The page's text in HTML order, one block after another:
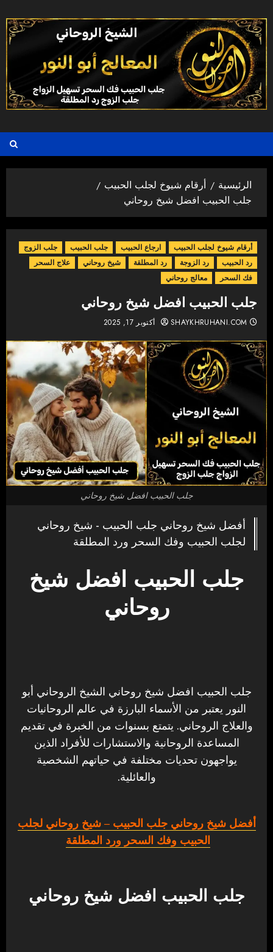
إلى
المحتوى
الرئيسية
أرقام شيوخ لجلب الحبيب
جلب الحبيب افضل شيخ روحاني
أرقام شيوخ لجلب الحبيب ارجاع الحبيب جلب الحبيب
جلب الزوج
رد الحبيب
رد الزوجة رد المطلقة شيخ روحاني
علاج السحر
فك السحر
معالج روحاني
جلب الحبيب افضل شيخ روحاني
SHAYKHRUHANI.COM أكتوبر 17, 2025
جلب الحبيب افضل شيخ روحاني
أفضل شيخ روحاني جلب الحبيب - شيخ روحاني
لجلب الحبيب وفك السحر ورد المطلقة
جلب الحبيب افضل شيخ
روحاني
جلب الحبيب افضل شيخ روحاني الشيخ الروحاني أبو
النور يعتبر من الأسماء البارزة في عالم الروحانيات
والعلاج الروحاني. يتمتع بسنوات من الخبرة في تقديم
المساعدة الروحانية والاستشارات للأفراد الذين
يواجهون تحديات مختلفة في حياتهم الشخصية
والعائلية.
أفضل شيخ روحاني جلب الحبيب – شيخ روحاني لجلب
الحبيب وفك السحر ورد المطلقة
جلب الحبيب افضل شيخ روحاني